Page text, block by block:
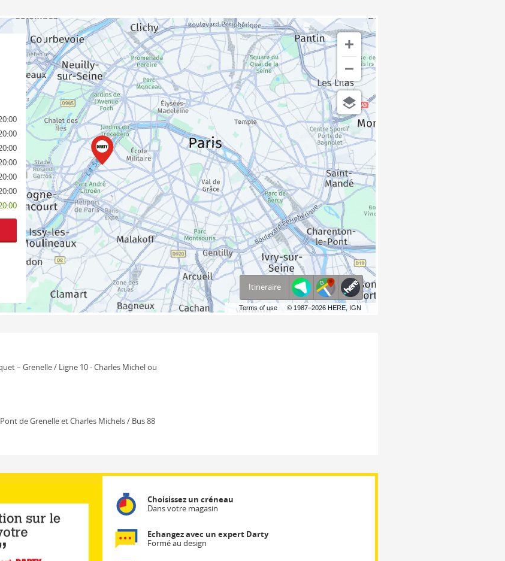
Terms of use © 1987–2026 HERE, IGN
Itineraire
– Grenelle / Ligne 10 - Charles Michel ou
de Grenelle et Charles Michels / Bus 88
Choisissez un créneau
Dans votre magasin
Echangez avec un expert Darty
Formé au design